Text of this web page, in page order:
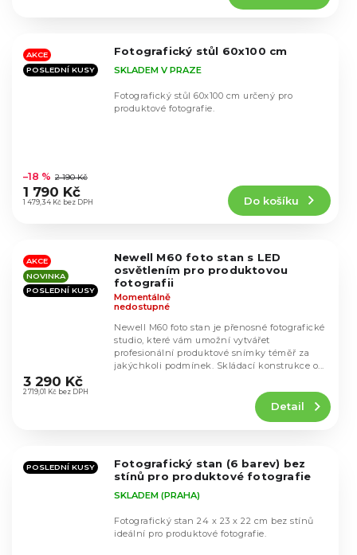
hvězdiček.
AKCE
POSLEDNÍ KUSY
Fotografický stůl 60x100 cm
hodnocení
produktu
je
hvězdiček.
SKLADEM V PRAZE
1 479,34 Kč bez DPH
–18 % 2 190 Kč
1 790 Kč
Do košíku
Fotografický stůl 60x100 cm určený pro
produktové fotografie.
AKCE
NOVINKA
POSLEDNÍ KUSY
Newell M60 foto stan s LED
osvětlením pro produktovou
fotografii
hodnocení
produktu
hvězdiček.
Momentálně
nedostupné
2 719,01 Kč bez DPH
3 290 Kč
Detail
Newell M60 foto stan je přenosné fotografické
studio, které vám umožní vytvářet
profesionální produktové snímky téměř za
jakýchkoli podmínek. Skládací konstrukce o...
POSLEDNÍ KUSY
Fotografický stan (6 barev) bez
stínů pro produktové fotografie
SKLADEM (PRAHA)
Fotografický stan 24 x 23 x 22 cm bez stínů
ideální pro produktové fotografie.